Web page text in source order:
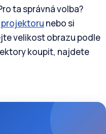
ta správná volba?
nebo si
velikost obrazu podle
koupit, najdete